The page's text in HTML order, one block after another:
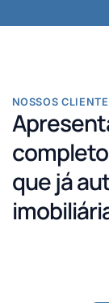
NOSSOS
que já